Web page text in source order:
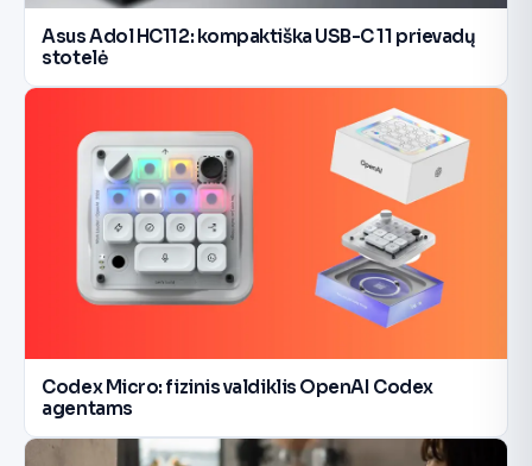
Asus Adol HC112: kompaktiška USB-C 11 prievadų
stotelė
Codex Micro: fizinis valdiklis OpenAI Codex
agentams